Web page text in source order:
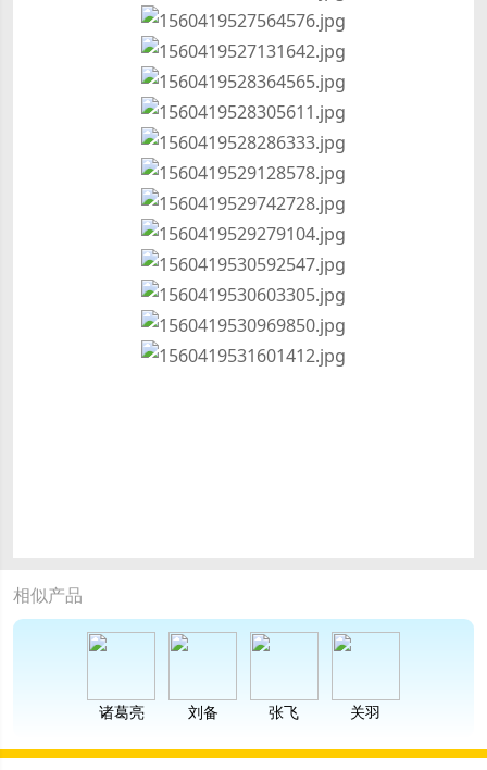
相似产品
诸葛亮 刘备 张飞 关羽